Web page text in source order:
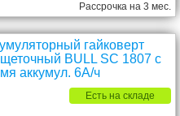
Рассрочка на 3 мес.
гайковерт
BULL SC 1807 с
аккумул. 6А/ч
Есть на складе